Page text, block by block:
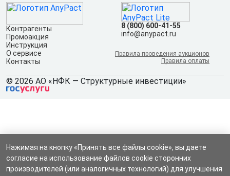
Контрагенты
Промоакция
Инструкция
О сервисе
Контакты
8 (800) 600-41-55
info@anypact.ru
Правила проведения аукционов
Правила оплаты
© 2026 АО «НФК — Структурные инвестиции»
Нажимая на кнопку «Принять все файлы cookie», вы даете
согласие на использование файлов cookie сторонних
производителей (или аналогичных технологий) для улучшения